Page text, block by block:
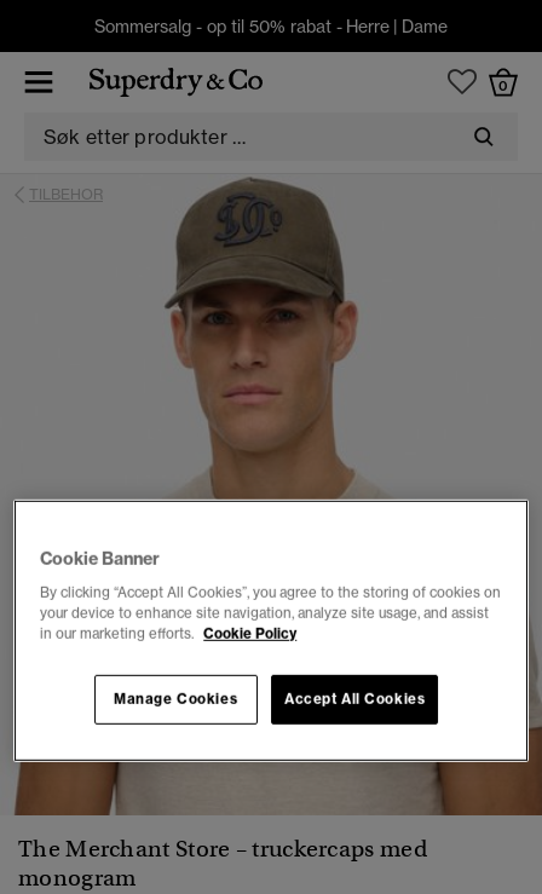
Sommersalg - op til 50% rabat - Herre | Dame
0
TILBEHOR
The Merchant Store – truckercaps med
monogram
Cookie Banner
By clicking “Accept All Cookies”, you agree to the storing of cookies on
your device to enhance site navigation, analyze site usage, and assist
in our marketing efforts. Cookie Policy
Accept All Cookies
Manage Cookies